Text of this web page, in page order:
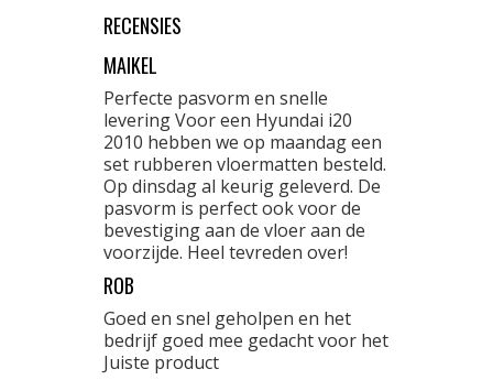
RECENSIES
MAIKEL
Perfecte pasvorm en snelle
levering Voor een Hyundai i20
2010 hebben we op maandag een
set rubberen vloermatten besteld.
Op dinsdag al keurig geleverd. De
pasvorm is perfect ook voor de
bevestiging aan de vloer aan de
voorzijde. Heel tevreden over!
ROB
Goed en snel geholpen en het
bedrijf goed mee gedacht voor het
Juiste product